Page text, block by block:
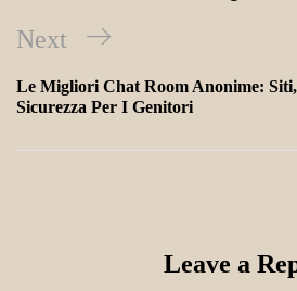
Next
Le Migliori Chat Room Anonime:
Sicurezza Per I Genitori
Leave a